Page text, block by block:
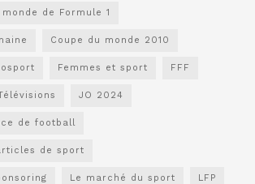
de Formule 1
Coupe du monde 2010
Femmes et sport FFF
JO 2024
de football
de sport
Le marché du sport LFP